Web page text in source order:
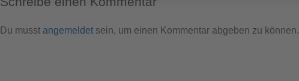
Du musst angemeldet sein, um einen Kommentar abgeben zu können.